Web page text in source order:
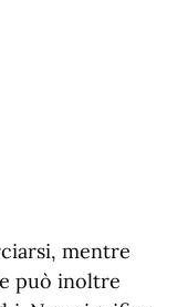
mentre
può inoltre